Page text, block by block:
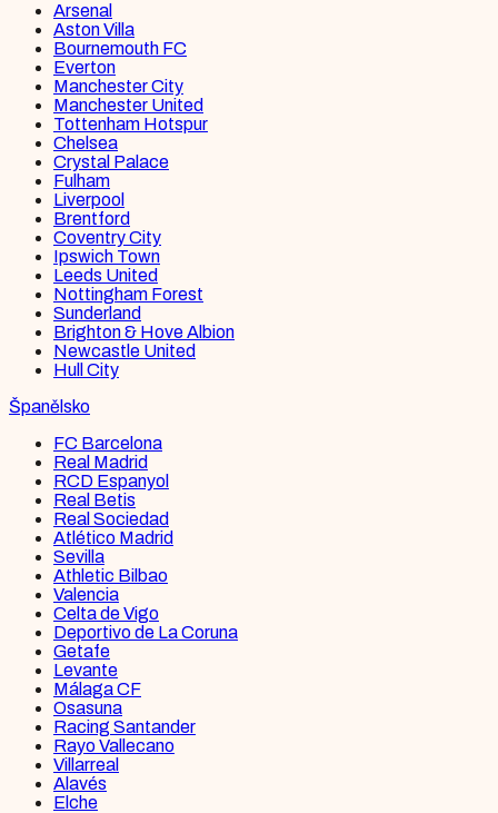
Arsenal
Aston Villa
Bournemouth FC
Everton
Manchester City
Manchester United
Tottenham Hotspur
Chelsea
Crystal Palace
Fulham
Liverpool
Brentford
Coventry City
Ipswich Town
Leeds United
Nottingham Forest
Sunderland
Brighton & Hove Albion
Newcastle United
Hull City
Španělsko
FC Barcelona
Real Madrid
RCD Espanyol
Real Betis
Real Sociedad
Atlético Madrid
Sevilla
Athletic Bilbao
Valencia
Celta de Vigo
Deportivo de La Coruna
Getafe
Levante
Málaga CF
Osasuna
Racing Santander
Rayo Vallecano
Villarreal
Alavés
Elche